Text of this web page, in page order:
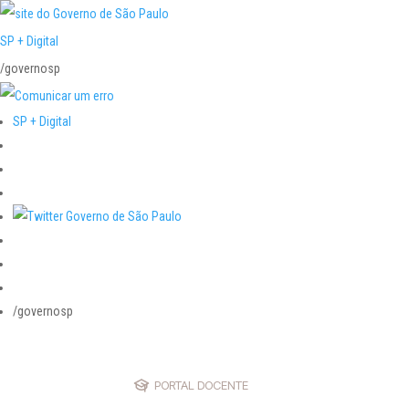
SP + Digital
/governosp
SP + Digital
/governosp
PORTAL DOCENTE